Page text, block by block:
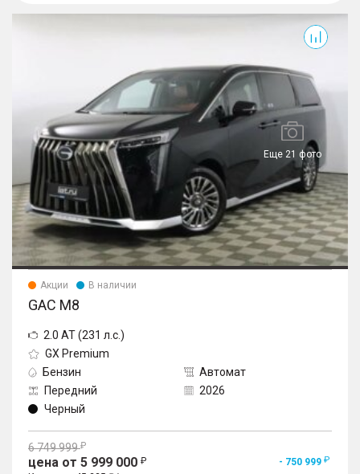
Еще 21 фото
Акции В наличии
GAC M8
2.0 AT (231 л.с.)
GX Premium
Бензин
Автомат
Передний
2026
Черный
6 749 999
цена от 5 999 000
- 750 999